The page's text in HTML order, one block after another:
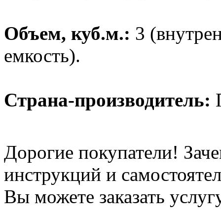
Объем, куб.м.: 3
емкость).
Страна-производитель:
Дорогие покупатели!
инструкций и
Вы можете заказать